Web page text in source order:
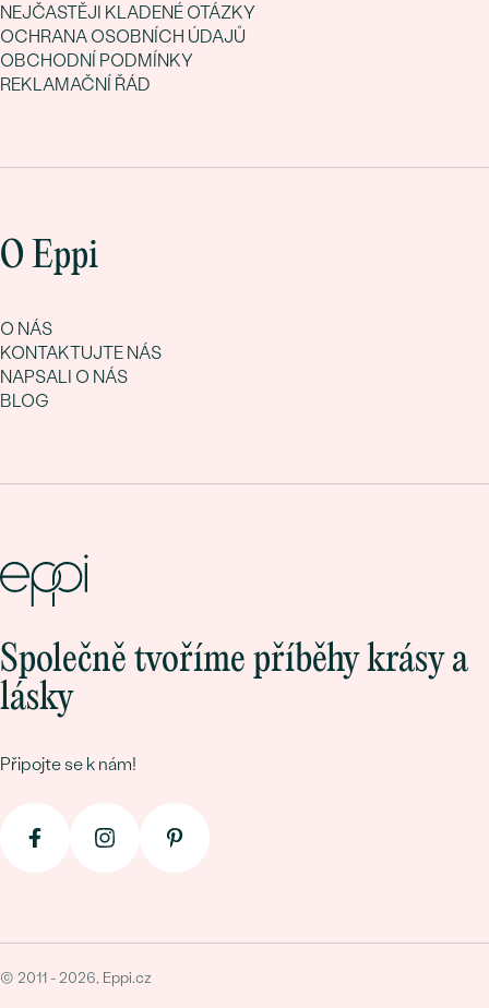
NEJČASTĚJI KLADENÉ OTÁZKY
OCHRANA OSOBNÍCH ÚDAJŮ
OBCHODNÍ PODMÍNKY
REKLAMAČNÍ ŘÁD
O Eppi
O NÁS
KONTAKTUJTE NÁS
NAPSALI O NÁS
BLOG
Společně tvoříme příběhy krásy a
lásky
Připojte se k nám!
© 2011 - 2026, Eppi.cz